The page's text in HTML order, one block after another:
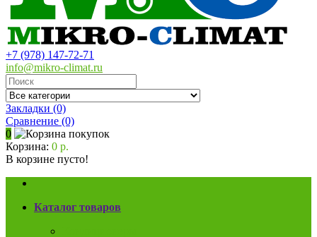
+7 (978) 147-72-71
info@mikro-climat.ru
Закладки (0)
Сравнение (0)
0
Корзина: 0 р.
В корзине пусто!
Каталог товаров